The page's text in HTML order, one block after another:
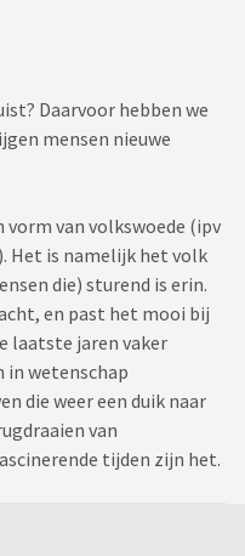
Daarvoor hebben we
mensen nieuwe
vorm van volkswoede (ipv
Het is namelijk het volk
die) sturend is erin.
en past het mooi bij
laatste jaren vaker
in wetenschap
die weer een duik naar
van
tijden zijn het.